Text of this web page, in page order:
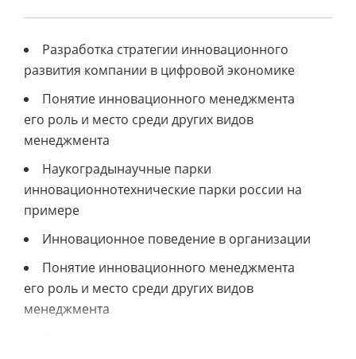
Разработка стратегии инновационного
развития компании в цифровой экономике
Понятие инновационного менеджмента
его роль и место среди других видов
менеджмента
Наукоградынаучные парки
инновационнотехнические парки россии на
примере
Инновационное поведение в организации
Понятие инновационного менеджмента
его роль и место среди других видов
менеджмента